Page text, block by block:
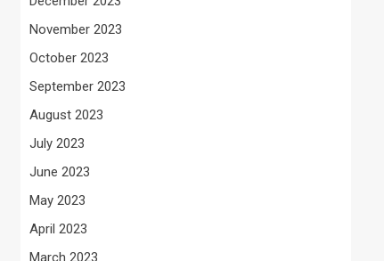
November 2023
October 2023
September 2023
August 2023
July 2023
June 2023
May 2023
April 2023
March 2023